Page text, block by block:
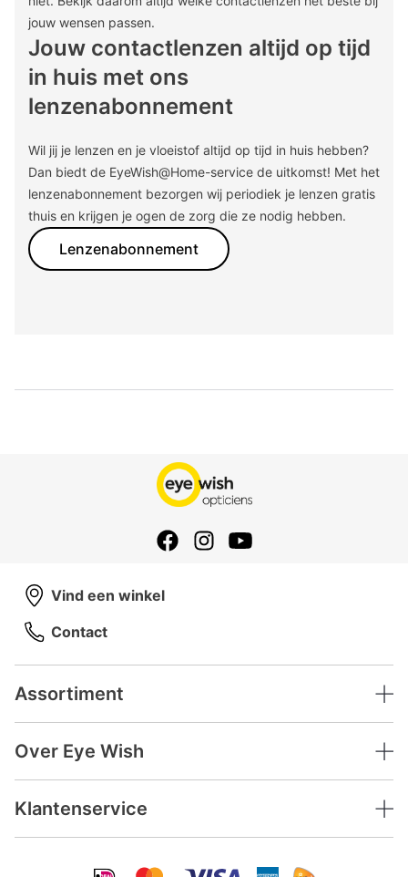
jouw wensen passen.
Jouw contactlenzen altijd op tijd
in huis met ons
lenzenabonnement
Wil jij je lenzen en je vloeistof altijd op tijd in huis hebben?
Dan biedt de EyeWish@Home-service de uitkomst! Met het
lenzenabonnement bezorgen wij periodiek je lenzen gratis
thuis en krijgen je ogen de zorg die ze nodig hebben.
Lenzenabonnement
Assortiment
Over Eye Wish
Klantenservice
Vind een winkel
Contact